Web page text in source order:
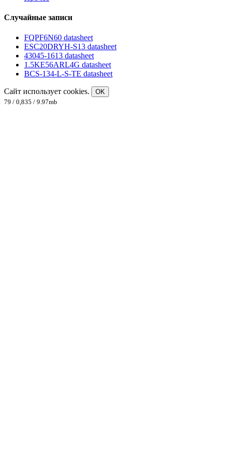
Случайные записи
FQPF6N60 datasheet
ESC20DRYH-S13 datasheet
43045-1613 datasheet
1.5KE56ARL4G datasheet
BCS-134-L-S-TE datasheet
Сайт использует cookies.
OK
79 / 0,835 / 9.97mb